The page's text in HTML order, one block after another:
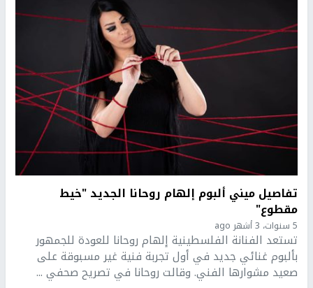
تفاصيل ميني ألبوم إلهام روحانا الجديد "خيط
مقطوع"
5 سنوات، 3 أشهر ago
تستعد الفنانة الفلسطينية إلهام روحانا للعودة للجمهور
بألبوم غنائي جديد في أول تجربة فنية غير مسبوقة على
صعيد مشوارها الفني. وقالت روحانا في تصريح صحفي ...